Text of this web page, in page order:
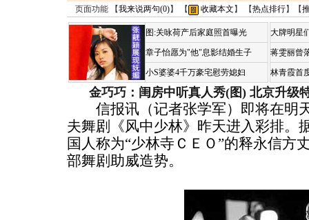
页面功能 【我来说两句(0)】 【 收藏本文 】 【热点排行】【
图:关咏荷产后家庭照首曝光
章子怡愿为"他"息影结婚生子
小S婆婆4千万豪宅慰劳媳妇
大牌明星
蒋雯丽曾
林青霞首
金巧巧：闺房中听真人秀(图) 北京升级
信报讯（记者张学军）即将在明
夫舞剧《风中少林》昨天进入彩排。
国人称为“少林寺ＣＥＯ”的释永信方
部舞剧助威造势。